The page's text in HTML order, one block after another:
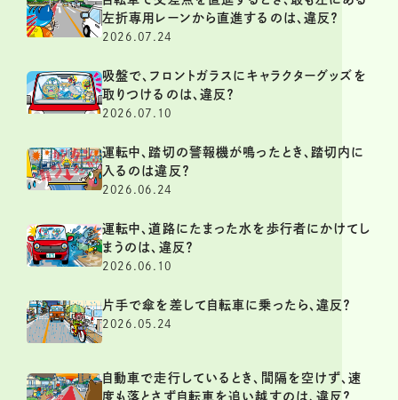
左折専用レーンから直進するのは、違反？
2026.07.24
吸盤で、フロントガラスにキャラクターグッズを
取りつけるのは、違反？
2026.07.10
運転中、踏切の警報機が鳴ったとき、踏切内に
入るのは違反？
2026.06.24
運転中、道路にたまった水を歩行者にかけてし
まうのは、違反？
2026.06.10
片手で傘を差して自転車に乗ったら、違反？
2026.05.24
自動車で走行しているとき、間隔を空けず、速
度も落とさず自転車を追い越すのは、違反？